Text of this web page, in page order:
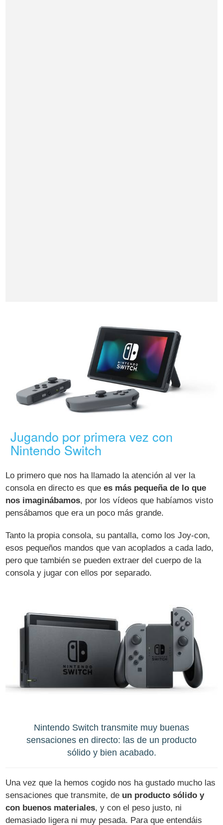
Jugando por primera vez con
Nintendo Switch
Lo primero que nos ha llamado la atención al ver la
consola en directo es quees más pequeña de lo que
nos imaginábamos, por los vídeos que habíamos visto
pensábamos que era un poco más grande.
Tanto la propia consola, su pantalla, como los Joy-con,
esos pequeños mandos que van acoplados a cada lado,
pero que también se pueden extraer del cuerpo de la
consola y jugar con ellos por separado.
Nintendo Switch transmite muy buenas
sensaciones en directo: las de un producto
sólido y bien acabado.
Una vez que la hemos cogido nos ha gustado mucho las
sensaciones que transmite, de un producto sólido y
con buenos materiales, y con el peso justo, ni
demasiado ligera ni muy pesada. Para que entendáis